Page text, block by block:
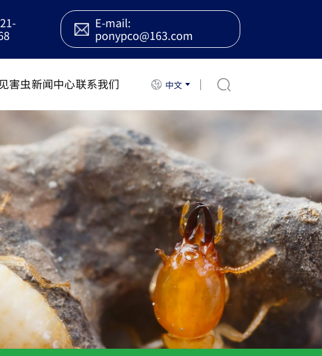
E-mail:
ponypco@163.com
害虫新闻中心联系我们 中文